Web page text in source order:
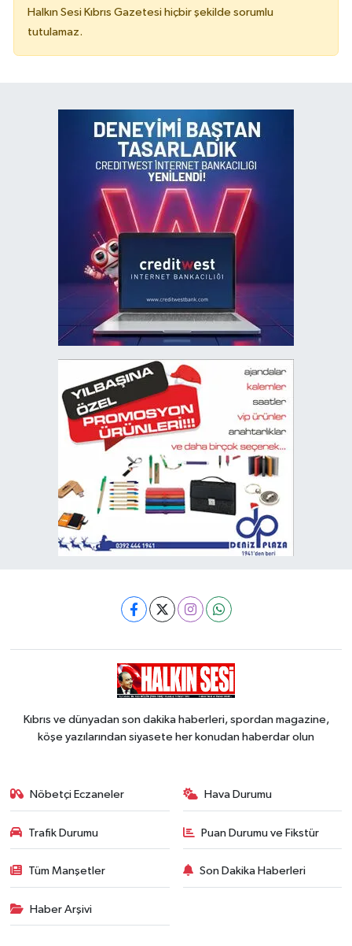
Halkın Sesi Kıbrıs Gazetesi hiçbir şekilde sorumlu
tutulamaz.
Kıbrıs ve dünyadan son dakika haberleri, spordan magazine,
köşe yazılarından siyasete her konudan haberdar olun
Nöbetçi Eczaneler Hava Durumu
Trafik Durumu Puan Durumu ve Fikstür
Tüm Manşetler Son Dakika Haberleri
Haber Arşivi